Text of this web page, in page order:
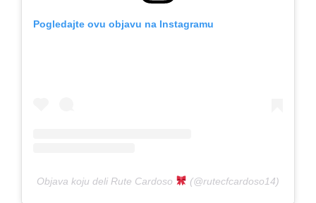
Pogledajte ovu objavu na Instagramu
Objava koju deli Rute Cardoso (@rutecfcardoso14)